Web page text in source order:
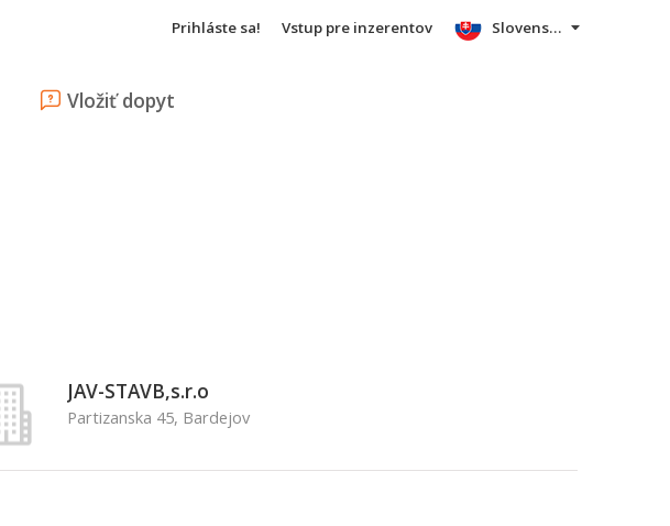
Prihláste sa! Vstup pre inzerentov
Vložiť dopyt
Slovensky
JAV-STAVB,s.r.o
Partizanska 45, Bardejov